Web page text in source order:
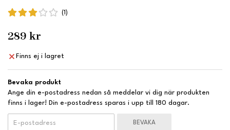
(1)
289 kr
Finns ej i lagret
Bevaka produkt
Ange din e-postadress nedan så meddelar vi dig när produkten
finns i lager! Din e-postadress sparas i upp till 180 dagar.
BEVAKA